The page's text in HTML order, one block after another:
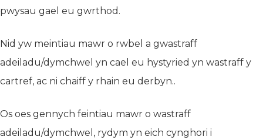
pwysau gael eu gwrthod.
Nid yw meintiau mawr o rwbel a gwastraff
adeiladu/dymchwel yn cael eu hystyried yn wastraff y
cartref, ac ni chaiff y rhain eu derbyn..
Os oes gennych feintiau mawr o wastraff
adeiladu/dymchwel, rydym yn eich cynghori i